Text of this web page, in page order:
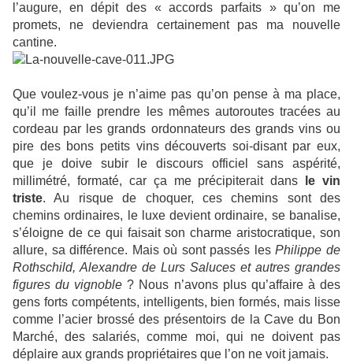
l’augure, en dépit des « accords parfaits » qu’on me
promets, ne deviendra certainement pas ma nouvelle
cantine.
Que voulez-vous je n’aime pas qu’on pense à ma place,
qu’il me faille prendre les mêmes autoroutes tracées au
cordeau par les grands ordonnateurs des grands vins ou
pire des bons petits vins découverts soi-disant par eux,
que je doive subir le discours officiel sans aspérité,
millimétré, formaté, car ça me précipiterait dans
le vin
triste. Au risque de choquer, ces chemins sont des
chemins ordinaires, le luxe devient ordinaire, se banalise,
s’éloigne de ce qui faisait son charme aristocratique, son
allure, sa différence. Mais où sont passés lesPhilippe de
Rothschild, Alexandre de Lurs Saluces et autres grandes
figures du vignoble ? Nous n’avons plus qu’affaire à des
gens forts compétents, intelligents, bien formés, mais lisse
comme l’acier brossé des présentoirs de la Cave du Bon
Marché, des salariés, comme moi, qui ne doivent pas
déplaire aux grands propriétaires que l’on ne voit jamais.